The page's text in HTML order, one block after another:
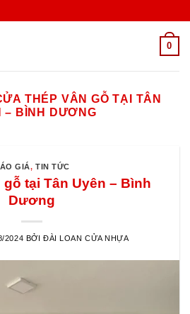
0
THÉP VÂN GỖ TẠI TÂN
– BÌNH DƯƠNG
GIÁ,TIN TỨC
tại Tân Uyên – Bình
Dương
2024 BỞI ĐÀI LOAN CỬA NHỰA